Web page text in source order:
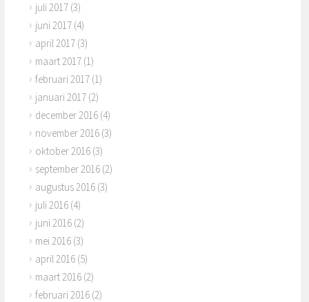
juli 2017 (3)
juni 2017 (4)
april 2017 (3)
maart 2017 (1)
februari 2017 (1)
januari 2017 (2)
december 2016 (4)
november 2016 (3)
oktober 2016 (3)
september 2016 (2)
augustus 2016 (3)
juli 2016 (4)
juni 2016 (2)
mei 2016 (3)
april 2016 (5)
maart 2016 (2)
februari 2016 (2)